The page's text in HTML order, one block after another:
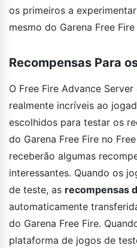
os primeiros a
mesmo do Garena Free
Recompensas Para
O Free Fire Advance
realmente incríveis ao
escolhidos para testar os
do Garena Free Fire no
receberão algumas
interessantes. Quando os
de teste, as recompensas
automaticamente
do Garena Free Fire.
plataforma de jogos de